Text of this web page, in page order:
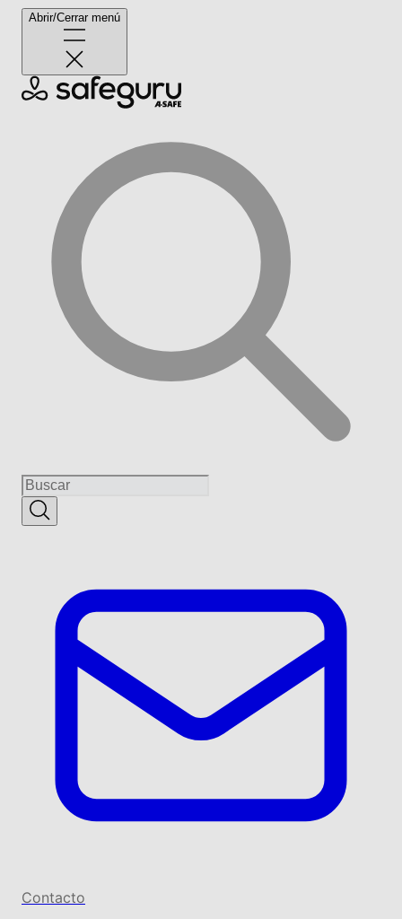
Abrir/Cerrar menú
Contacto